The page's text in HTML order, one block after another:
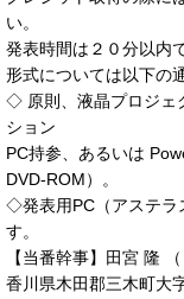
い。
発表時間は２０分以内
形式については以下の
◇ 原則、液晶プロジェ
ション
PC持参、あるいは
DVD-ROM）。
◇発表用PC（アステラ
す。
【当番幹事】田宮 隆
香川県木田郡三木町大